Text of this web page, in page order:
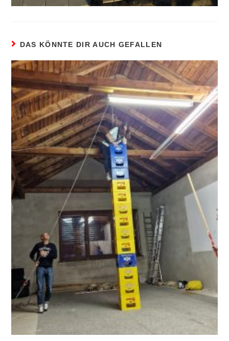
DAS KÖNNTE DIR AUCH GEFALLEN